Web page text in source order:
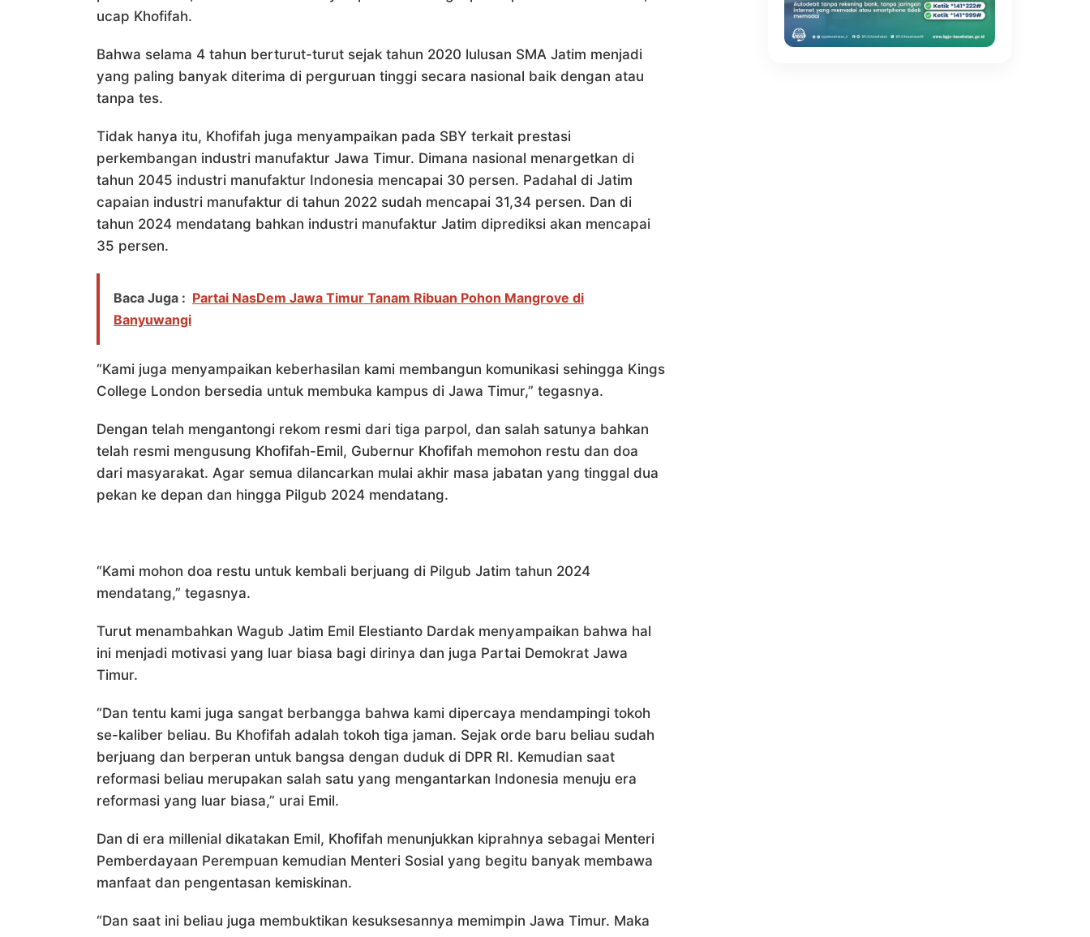
ucap Khofifah.
Bahwa selama 4 tahun berturut-turut sejak tahun 2020 lulusan SMA Jatim menjadi
yang paling banyak diterima di perguruan tinggi secara nasional baik dengan atau
tanpa tes.
Tidak hanya itu, Khofifah juga menyampaikan pada SBY terkait prestasi
perkembangan industri manufaktur Jawa Timur. Dimana nasional menargetkan di
tahun 2045 industri manufaktur Indonesia mencapai 30 persen. Padahal di Jatim
capaian industri manufaktur di tahun 2022 sudah mencapai 31,34 persen. Dan di
tahun 2024 mendatang bahkan industri manufaktur Jatim diprediksi akan mencapai
35 persen.
Baca Juga : Partai NasDem Jawa Timur Tanam Ribuan Pohon Mangrove di
Banyuwangi
“Kami juga menyampaikan keberhasilan kami membangun komunikasi sehingga Kings
College London bersedia untuk membuka kampus di Jawa Timur,” tegasnya.
Dengan telah mengantongi rekom resmi dari tiga parpol, dan salah satunya bahkan
telah resmi mengusung Khofifah-Emil, Gubernur Khofifah memohon restu dan doa
dari masyarakat. Agar semua dilancarkan mulai akhir masa jabatan yang tinggal dua
pekan ke depan dan hingga Pilgub 2024 mendatang.
“Kami mohon doa restu untuk kembali berjuang di Pilgub Jatim tahun 2024
mendatang,” tegasnya.
Turut menambahkan Wagub Jatim Emil Elestianto Dardak menyampaikan bahwa hal
ini menjadi motivasi yang luar biasa bagi dirinya dan juga Partai Demokrat Jawa
Timur.
“Dan tentu kami juga sangat berbangga bahwa kami dipercaya mendampingi tokoh
se-kaliber beliau. Bu Khofifah adalah tokoh tiga jaman. Sejak orde baru beliau sudah
berjuang dan berperan untuk bangsa dengan duduk di DPR RI. Kemudian saat
reformasi beliau merupakan salah satu yang mengantarkan Indonesia menuju era
reformasi yang luar biasa,” urai Emil.
Dan di era millenial dikatakan Emil, Khofifah menunjukkan kiprahnya sebagai Menteri
Pemberdayaan Perempuan kemudian Menteri Sosial yang begitu banyak membawa
manfaat dan pengentasan kemiskinan.
“Dan saat ini beliau juga membuktikan kesuksesannya memimpin Jawa Timur. Maka